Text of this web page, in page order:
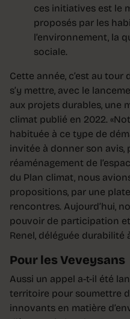
ces initiatives est le
proposés par les
l’environnement, la
sociale.
Cette année, c’est au tour
s’y mettre, avec le
aux projets durables, une
climat publié en 2022.
habituée à ce type de
invitée à donner son avis,
réaménagement de
du Plan climat, nous
propositions, par une
rencontres. Aujourd’hui,
pouvoir de participation et
Renel, déléguée durabilité
Pour les Veveysans
Aussi un appel a-t-il été
territoire pour soumettre
innovants en matière